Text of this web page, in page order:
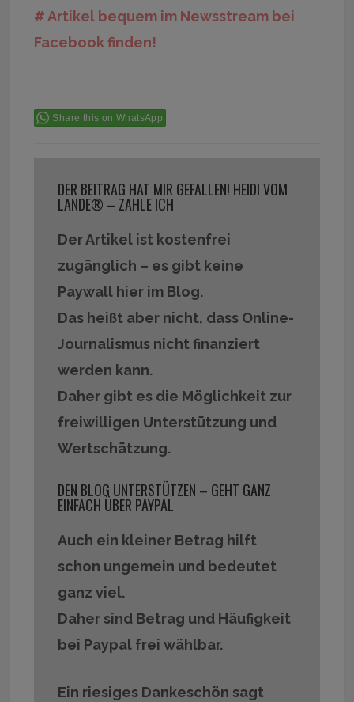
# Artikel bequem im Newsstream bei
Facebook finden!
Share this on WhatsApp
DER BEITRAG HAT MIR GEFALLEN! HEIDI VOM
LANDE® – ZAHLE ICH
Der Artikel ist kostenfrei
zugänglich – es gibt keine
Paywall hier im Blog.
Das heißt aber nicht, dass Online-
Journalismus nicht finanziert
werden kann.
Daher gibt es die Möglichkeit zur
freiwilligen Unterstützung und
Wertschätzung.
DEN BLOG UNTERSTÜTZEN – GEHT GANZ
EINFACH ÜBER PAYPAL
Auch ein kleiner Betrag hilft
schon ungemein und bedeutet
ganz viel.
Daher sind Betrag und Häufigkeit
bei Paypal frei wählbar.
Ein riesiges Dankeschön sagt